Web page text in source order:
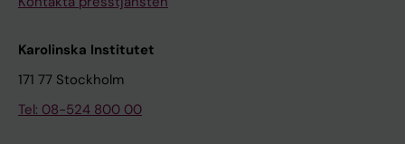
Karolinska Institutet
171 77 Stockholm
Tel: 08-524 800 00